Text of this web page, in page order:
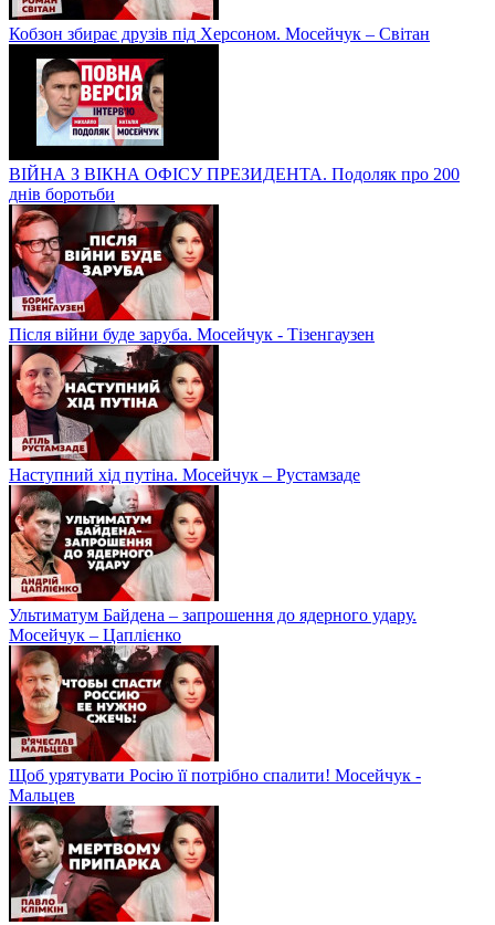
Кобзон збирає друзів під Херсоном. Мосейчук – Світан
ВІЙНА З ВІКНА ОФІСУ ПРЕЗИДЕНТА. Подоляк про 200
днів боротьби
Після війни буде заруба. Мосейчук - Тізенгаузен
Наступний хід путіна. Мосейчук – Рустамзаде
Ультиматум Байдена – запрошення до ядерного удару.
Мосейчук – Цаплієнко
Щоб урятувати Росію її потрібно спалити! Мосейчук -
Мальцев